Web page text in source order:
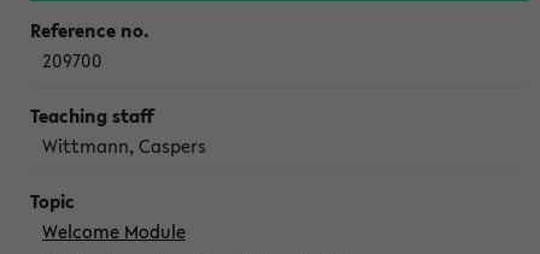
209700
Wittmann, Caspers
Welcome Module